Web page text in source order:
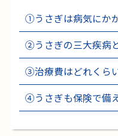
①うさぎは病気にか
②うさぎの三大疾病
③治療費はどれくら
④うさぎも保険で備